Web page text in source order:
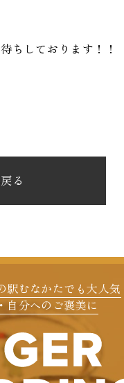
ちしております！！
る
駅むなかたでも大人気
自分へのご褒美に